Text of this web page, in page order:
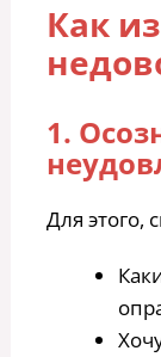
Как
1.
Для этого,